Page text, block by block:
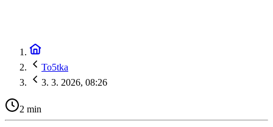
To5tka
3. 3. 2026, 08:26
2 min